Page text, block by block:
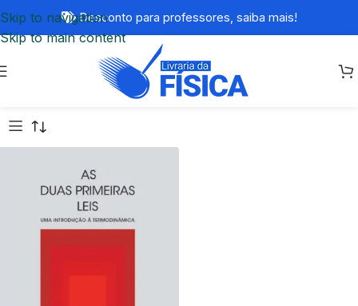
Skip to navigation
Skip to main content
Desconto para professores, saiba mais!